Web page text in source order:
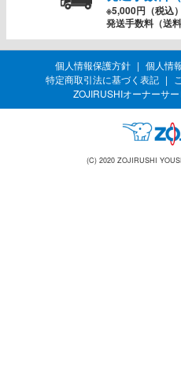
※5,000円（税込
発送手数料（送
個人情報保護方針 個人情
特定商取引法に基づく表記
ZOJIRUSHIオーナーサー
(C) 2020 ZOJIRUSHI